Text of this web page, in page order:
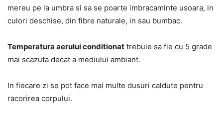
mereu pe la umbra si sa se poarte imbracaminte usoara, in
culori deschise, din fibre naturale, in sau bumbac.
Temperatura aerului conditionat trebuie sa fie cu 5 grade
mai scazuta decat a mediului ambiant.
In fiecare zi se pot face mai multe dusuri caldute pentru
racorirea corpului.